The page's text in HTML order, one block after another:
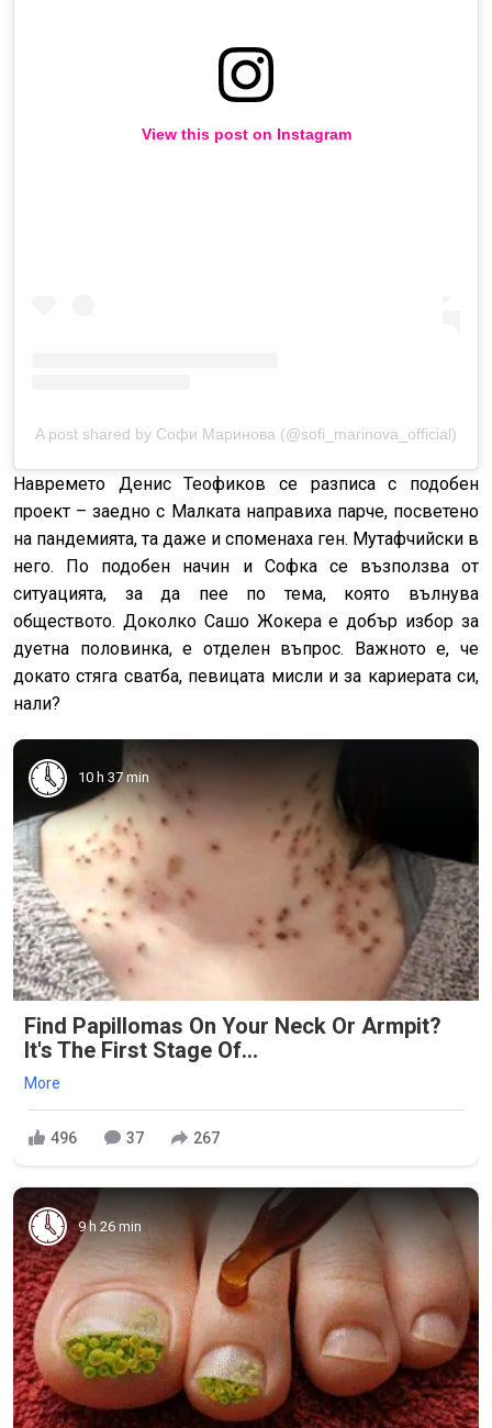
View this post on Instagram
A post shared by Софи Маринова (@sofi_marinova_official)
Навремето Денис Теофиков се разписа с подобен
проект – заедно с Малката направиха парче, посветено
на пандемията, та даже и споменаха ген. Мутафчийски в
него. По подобен начин и Софка се възползва от
ситуацията, за да пее по тема, която вълнува
обществото. Доколко Сашо Жокера е добър избор за
дуетна половинка, е отделен въпрос. Важното е, че
докато стяга сватба, певицата мисли и за кариерата си,
нали?
10 h 37 min
Find Papillomas On Your Neck Or Armpit?
It's The First Stage Of...
More
496 37 267
9 h 26 min